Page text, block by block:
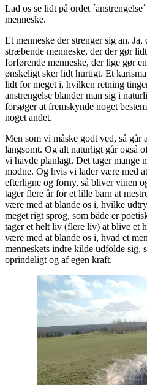
Lad os se lidt på ordet
menneske.
Et menneske der strenger sig an.
stræbende menneske, der der gør
forførende menneske, der lige gør
ønskeligt sker lidt hurtigt. Et
lidt for meget i, hvilken retning
anstrengelse blander man sig i
forsøger at fremskynde noget
noget andet.
Men som vi måske godt ved, så går
langsomt. Og alt naturligt går også
vi havde planlagt. Det tager mange
modne. Og hvis vi lader være med
efterligne og forny, så bliver vinen
tager flere år for et lille barn at
være med at blande os i, hvilke
meget rigt sprog, som både er
tager et helt liv (flere liv) at blive et
være med at blande os i, hvad et
menneskets indre kilde udfolde sig,
oprindeligt og af egen kraft.